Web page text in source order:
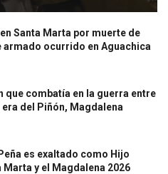
Santa Marta por muerte de
armado ocurrido en Aguachica
que combatía en la guerra entre
era del Piñón, Magdalena
es exaltado como Hijo
Marta y el Magdalena 2026